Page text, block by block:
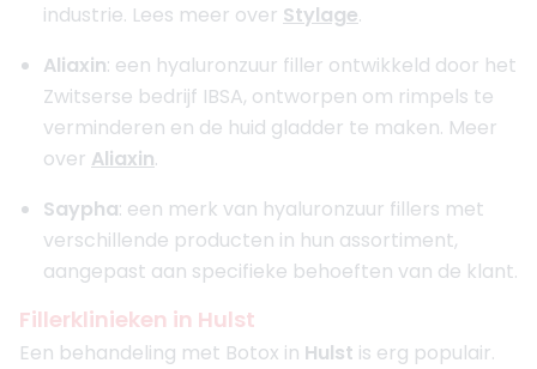
industrie. Lees meer over Stylage.
Aliaxin: een hyaluronzuur filler ontwikkeld door het
Zwitserse bedrijf IBSA, ontworpen om rimpels te
verminderen en de huid gladder te maken. Meer
over Aliaxin.
Saypha: een merk van hyaluronzuur fillers met
verschillende producten in hun assortiment,
aangepast aan specifieke behoeften van de klant.
Fillerklinieken in Hulst
Een behandeling met Botox in Hulst is erg populair.